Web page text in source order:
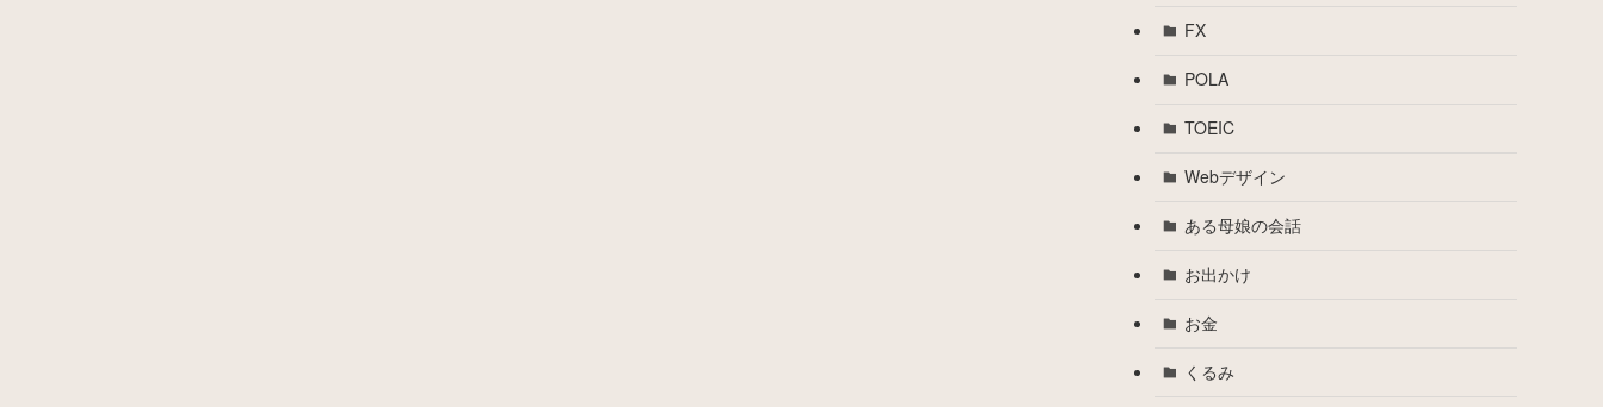
FX
POLA
TOEIC
Webデザイン
ある母娘の会話
お出かけ
お金
くるみ